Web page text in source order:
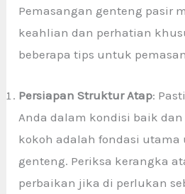
Pemasangan genteng pasir
keahlian dan perhatian
beberapa tips untuk
Persiapan Struktur Atap:
Anda dalam kondisi baik
kokoh adalah fondasi
genteng. Periksa kerangka
perbaikan jika di perlukan